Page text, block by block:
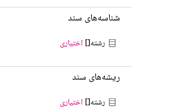
شناسه‌های سند
رشته[] اختیاری
ریشه‌های سند
رشته[] اختیاری